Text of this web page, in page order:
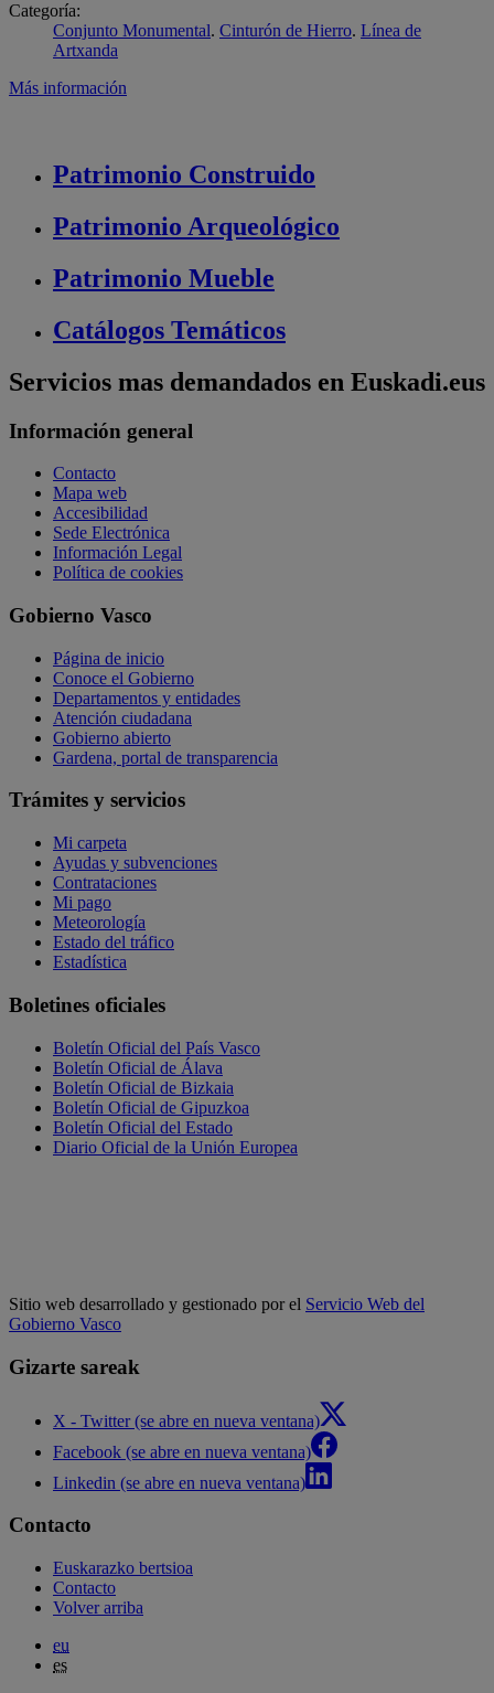
Categoría:
Conjunto Monumental. Cinturón de Hierro. Línea de
Artxanda
Más información
Patrimonio Construido
Patrimonio Arqueológico
Patrimonio Mueble
Catálogos Temáticos
Servicios mas demandados en Euskadi.eus
Información general
Contacto
Mapa web
Accesibilidad
Sede Electrónica
Información Legal
Política de cookies
Gobierno Vasco
Página de inicio
Conoce el Gobierno
Departamentos y entidades
Atención ciudadana
Gobierno abierto
Gardena, portal de transparencia
Trámites y servicios
Mi carpeta
Ayudas y subvenciones
Contrataciones
Mi pago
Meteorología
Estado del tráfico
Estadística
Boletines oficiales
Boletín Oficial del País Vasco
Boletín Oficial de Álava
Boletín Oficial de Bizkaia
Boletín Oficial de Gipuzkoa
Boletín Oficial del Estado
Diario Oficial de la Unión Europea
Sitio web desarrollado y gestionado por el Servicio Web del
Gobierno Vasco
Gizarte sareak
X - Twitter (se abre en nueva ventana)
Facebook (se abre en nueva ventana)
Linkedin (se abre en nueva ventana)
Contacto
Euskarazko bertsioa
Contacto
Volver arriba
eu
es